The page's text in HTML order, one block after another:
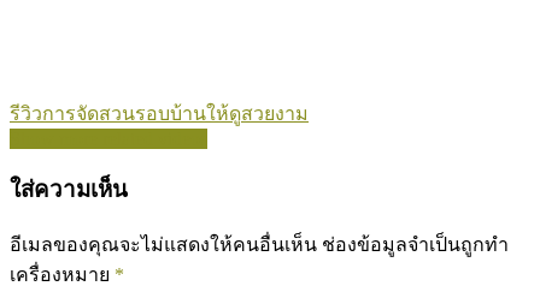
รีวิวการจัดสวนรอบบ้านให้ดูสวยงาม
ใส่ความเห็น
อีเมลของคุณจะไม่แสดงให้คนอื่นเห็น ช่องข้อมูลจำเป็นถูกทำ
เครื่องหมาย *